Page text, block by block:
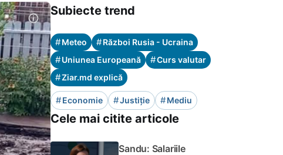
Subiecte trend
#Meteo #Război Rusia - Ucraina
#Uniunea Europeană #Curs valutar
#Ziar.md explică
#Economie #Justiție #Mediu
Cele mai citite articole
Sandu: Salariile